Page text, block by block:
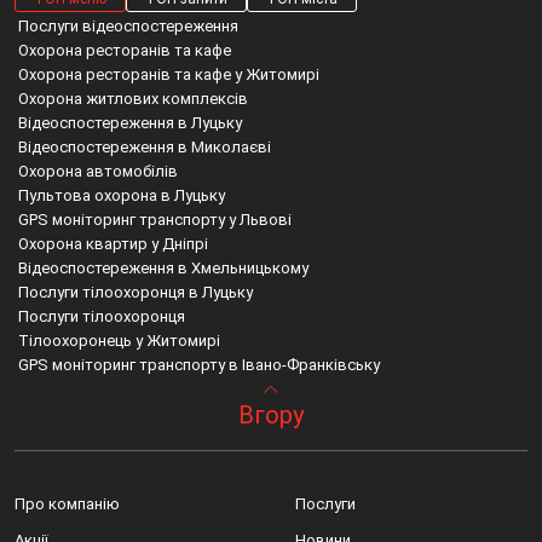
Дякуємо за
заявку!
Наш менеджер зв'яжеться з вами протягом 15
хвилин
Закрити
Послуги відеоспостереження
Охорона ресторанів та кафе
Охорона ресторанів та кафе у Житомирі
Охорона житлових комплексів
Відеоспостереження в Луцьку
Відеоспостереження в Миколаєві
Охорона автомобілів
Пультова охорона в Луцьку
GPS моніторинг транспорту у Львові
Охорона квартир у Дніпрі
Відеоспостереження в Хмельницькому
Послуги тілоохоронця в Луцьку
Послуги тілоохоронця
Тілоохоронець у Житомирі
GPS моніторинг транспорту в Івано-Франківську
Охорона офісів у Львові
Охорона та супровід вантажів у Львові
Охорона відеоспостереження
Приватна охорона київ
Встановлення відеоспостереження ірпінь ціна
Пультова охорона дмитрівка
Охоронні фірми волинської області
Вгору
Про компанію
Послуги